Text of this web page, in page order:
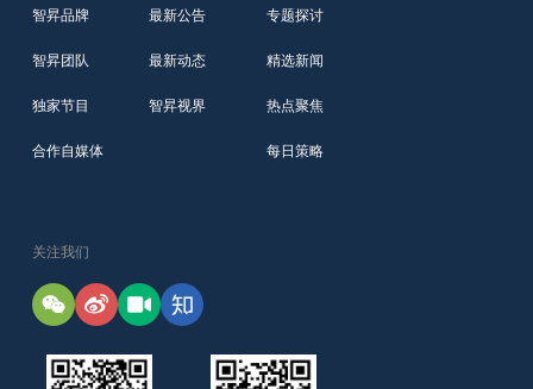
智昇品牌
智昇团队
独家节目
合作自媒体
最新公告
最新动态
智昇视界
专题探讨
精选新闻
热点聚焦
每日策略
关注我们